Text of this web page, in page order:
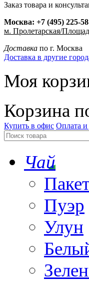
Заказ товара и
Москва: +7 (495) 225-
м. Пролетарская/
Доставка по г. Москва
Доставка в другие
Моя
Корзина
Купить в офис Оплата и
Чай
Пуэр
Улун